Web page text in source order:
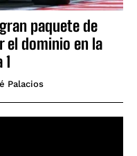
paquete de
el dominio en la
Palacios